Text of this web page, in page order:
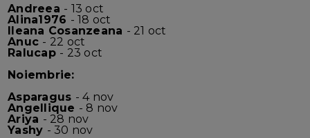
Andreea - 13 oct
Alina1976 - 18 oct
Ileana Cosanzeana - 21 oct
Anuc - 22 oct
Ralucap - 23 oct
Noiembrie:
Asparagus - 4 nov
Angellique - 8 nov
Ariya - 28 nov
Yashy - 30 nov